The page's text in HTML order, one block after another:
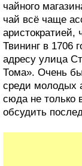
чайного
чай всё чаще
аристократией,
Твининг в 1706
адресу улица
Тома». Очень
среди молодых
сюда не только
обсудить